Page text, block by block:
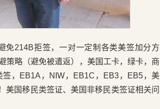
免214B拒签，一对一定制各类美签加分方
策略（避免被遣返），美国工卡，绿卡，商
，EB1A，NIW，EB1C，EB3，EB5，美
美国移民类签证、美国非移民类签证相关问